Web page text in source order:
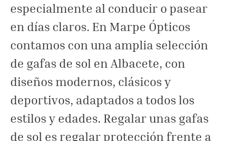
especialmente al conducir o pasear
en días claros. En Marpe Ópticos
contamos con una amplia selección
de gafas de sol en Albacete, con
diseños modernos, clásicos y
deportivos, adaptados a todos los
estilos y edades. Regalar unas gafas
de sol es regalar protección frente a